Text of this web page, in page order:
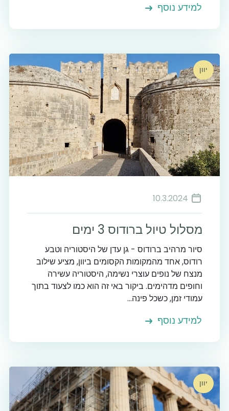
למידע נוסף
יוון
10.3.2024
מסלול טיול ברודוס 3 ימים
סיור מרהיב ברודוס - גן עדן של היסטוריה וטבע
רודוס, אחד מהמקומות הקסומים ביוון, מציע שילוב
מנצח של נופים עוצרי נשימה, היסטוריה עשירה
וחופים מדהימים. ביקור באי זה הוא כמו לצעוד בתוך
עמודי זמן, כשכל פינה...
למידע נוסף
יוון